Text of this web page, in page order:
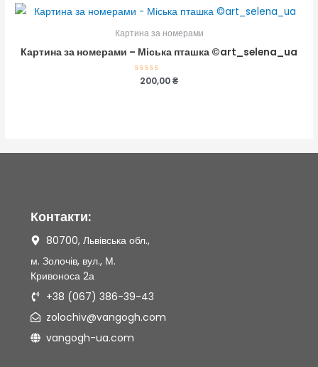
Картина за номерами
Картина за номерами – Міська пташка ©art_selena_ua
Оцінено
200,00₴
Контакти:
80700, Львівська обл.,
м. Золочів, вул., М.
Кривоноса 2а
+38 (067) 386-39-43
zolochiv@vangogh.com
vangogh-ua.com